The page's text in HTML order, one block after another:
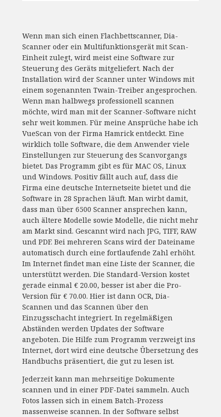
Wenn man sich einen Flachbettscanner, Dia-
Scanner oder ein Multifunktionsgerät mit Scan-
Einheit zulegt, wird meist eine Software zur
Steuerung des Geräts mitgeliefert. Nach der
Installation wird der Scanner unter Windows mit
einem sogenannten Twain-Treiber angesprochen.
Wenn man halbwegs professionell scannen
möchte, wird man mit der Scanner-Software nicht
sehr weit kommen. Für meine Ansprüche habe ich
VueScan von der Firma Hamrick entdeckt. Eine
wirklich tolle Software, die dem Anwender viele
Einstellungen zur Steuerung des Scanvorgangs
bietet. Das Programm gibt es für MAC OS, Linux
und Windows. Positiv fällt auch auf, dass die
Firma eine deutsche Internetseite bietet und die
Software in 28 Sprachen läuft. Man wirbt damit,
dass man über 6500 Scanner ansprechen kann,
auch ältere Modelle sowie Modelle, die nicht mehr
am Markt sind. Gescannt wird nach JPG, TIFF, RAW
und PDF. Bei mehreren Scans wird der Dateiname
automatisch durch eine fortlaufende Zahl erhöht.
Im Internet findet man eine Liste der Scanner, die
unterstützt werden. Die Standard-Version kostet
gerade einmal € 20.00, besser ist aber die Pro-
Version für € 70.00. Hier ist dann OCR, Dia-
Scannen und das Scannen über den
Einzugsschacht integriert. In regelmäßigen
Abständen werden Updates der Software
angeboten. Die Hilfe zum Programm verzweigt ins
Internet, dort wird eine deutsche Übersetzung des
Handbuchs präsentiert, die gut zu lesen ist.
Jederzeit kann man mehrseitige Dokumente
scannen und in einer PDF-Datei sammeln. Auch
Fotos lassen sich in einem Batch-Prozess
massenweise scannen. In der Software selbst